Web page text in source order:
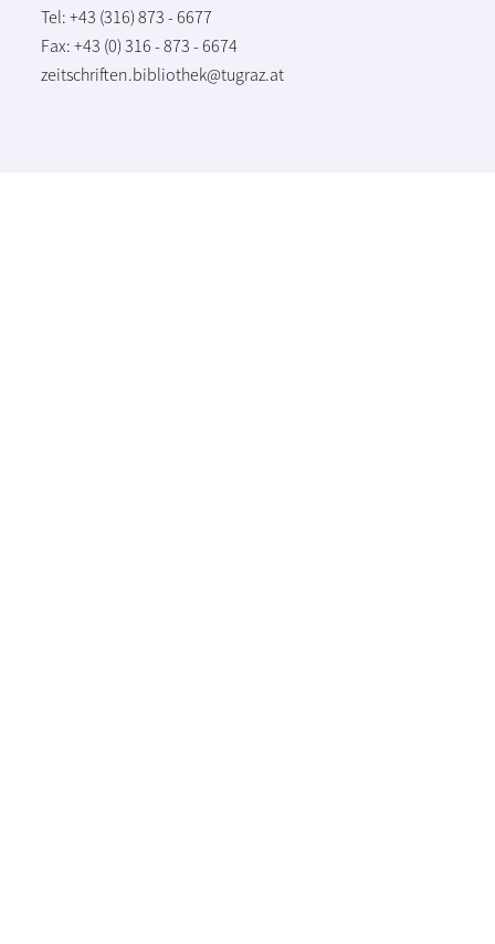
Tel: +43 (316) 873 - 6677
Fax: +43 (0) 316 - 873 - 6674
zeitschriften.bibliothek@tugraz.at